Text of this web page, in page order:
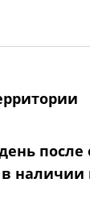
наличии